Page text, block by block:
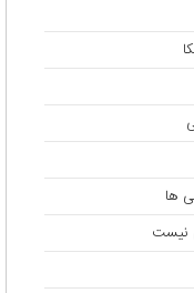
ها
نیست